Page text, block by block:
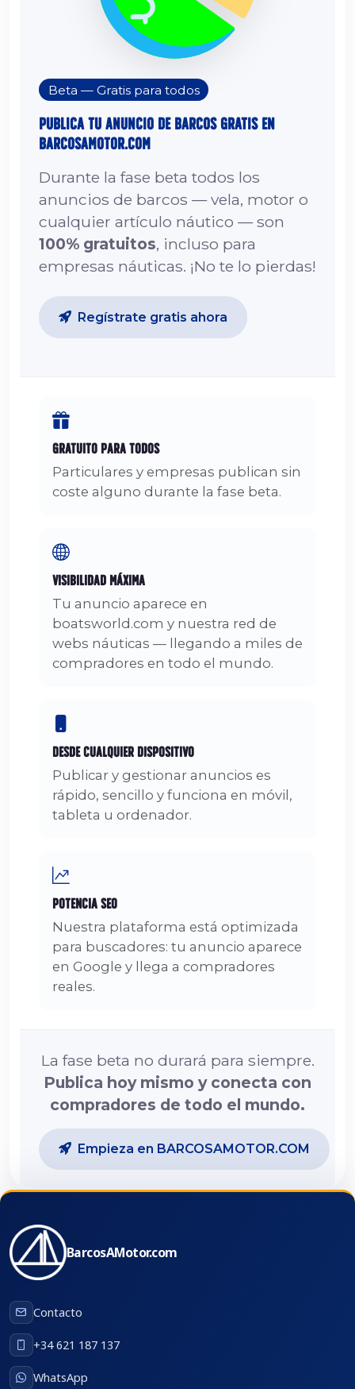
Beta — Gratis para todos
Publica tu Anuncio de Barcos Gratis en
barcosamotor.com
Durante la fase beta todos los
anuncios de barcos — vela, motor o
cualquier artículo náutico — son
100% gratuitos, incluso para
empresas náuticas. ¡No te lo pierdas!
Regístrate gratis ahora
Gratuito para Todos
Particulares y empresas publican sin
coste alguno durante la fase beta.
Visibilidad Máxima
Tu anuncio aparece en
boatsworld.com y nuestra red de
webs náuticas — llegando a miles de
compradores en todo el mundo.
Desde Cualquier Dispositivo
Publicar y gestionar anuncios es
rápido, sencillo y funciona en móvil,
tableta u ordenador.
Potencia SEO
Nuestra plataforma está optimizada
para buscadores: tu anuncio aparece
en Google y llega a compradores
reales.
La fase beta no durará para siempre.
Publica hoy mismo y conecta con
compradores de todo el mundo.
Empieza en BARCOSAMOTOR.COM
BarcosAMotor.com
Contacto
+34 621 187 137
WhatsApp